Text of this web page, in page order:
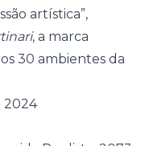
artística”,
, a marca
30 ambientes da
2024